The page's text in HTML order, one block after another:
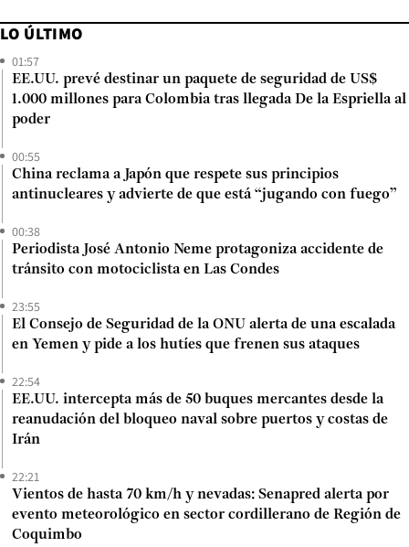
LO ÚLTIMO
01:57
EE.UU. prevé destinar un paquete de seguridad de US$
1.000 millones para Colombia tras llegada De la Espriella al
poder
00:55
China reclama a Japón que respete sus principios
antinucleares y advierte de que está “jugando con fuego”
00:38
Periodista José Antonio Neme protagoniza accidente de
tránsito con motociclista en Las Condes
23:55
El Consejo de Seguridad de la ONU alerta de una escalada
en Yemen y pide a los hutíes que frenen sus ataques
22:54
EE.UU. intercepta más de 50 buques mercantes desde la
reanudación del bloqueo naval sobre puertos y costas de
Irán
22:21
Vientos de hasta 70 km/h y nevadas: Senapred alerta por
evento meteorológico en sector cordillerano de Región de
Coquimbo